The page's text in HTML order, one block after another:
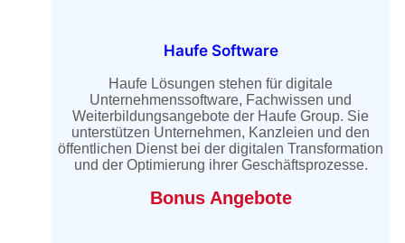
Haufe Software
Haufe Lösungen stehen für digitale
Unternehmenssoftware, Fachwissen und
Weiterbildungsangebote der Haufe Group. Sie
unterstützen Unternehmen, Kanzleien und den
öffentlichen Dienst bei der digitalen Transformation
und der Optimierung ihrer Geschäftsprozesse.
Bonus Angebote